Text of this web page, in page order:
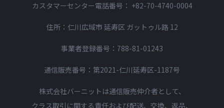
カスタマーセンター電話番号： +82-70-4740-0004
住所：仁川広域市 延寿区 ガットゥル路 12
事業者登録番号：788-81-01243
通信販売番号：第2021-仁川延寿区-1187号
株式会社バーニットは通信販売仲介者として、
クラス取引に関する責任および配送、交換、返品、